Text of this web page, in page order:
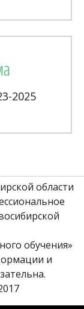
2025
области
обучения»
и